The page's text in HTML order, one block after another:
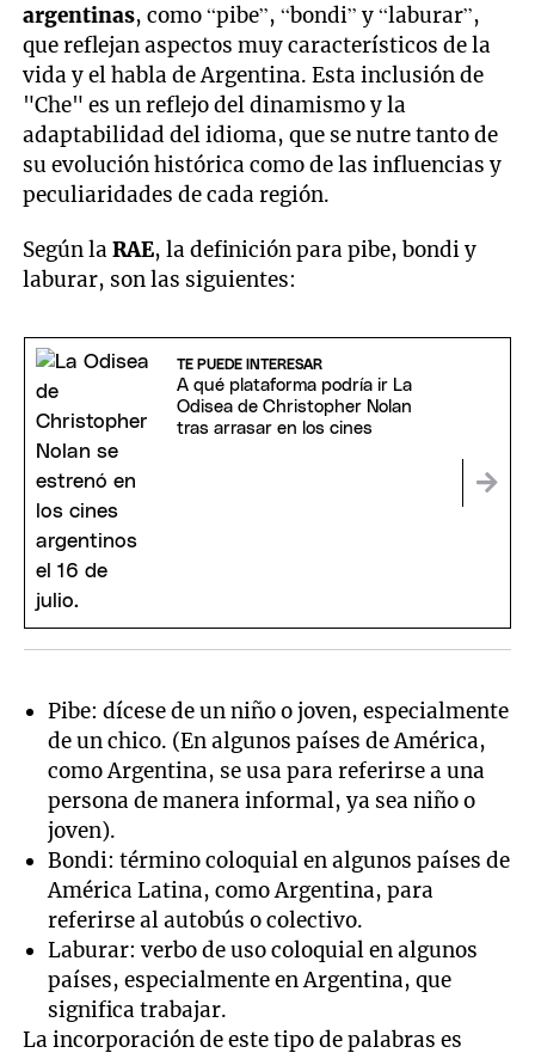
argentinas, como “pibe”, “bondi” y “laburar”,
que reflejan aspectos muy característicos de la
vida y el habla de Argentina. Esta inclusión de
"Che" es un reflejo del dinamismo y la
adaptabilidad del idioma, que se nutre tanto de
su evolución histórica como de las influencias y
peculiaridades de cada región.
Según la RAE, la definición para pibe, bondi y
laburar, son las siguientes:
TE PUEDE INTERESAR
A qué plataforma podría ir La
Odisea de Christopher Nolan
tras arrasar en los cines
Pibe: dícese de un niño o joven, especialmente
de un chico. (En algunos países de América,
como Argentina, se usa para referirse a una
persona de manera informal, ya sea niño o
joven).
Bondi: término coloquial en algunos países de
América Latina, como Argentina, para
referirse al autobús o colectivo.
Laburar: verbo de uso coloquial en algunos
países, especialmente en Argentina, que
significa trabajar.
La incorporación de este tipo de palabras es